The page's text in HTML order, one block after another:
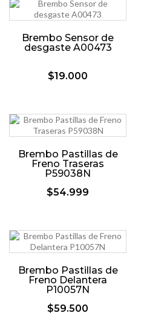
Brembo Sensor de
desgaste A00473
$19.000
Brembo Pastillas de
Freno Traseras
P59038N
$54.999
Brembo Pastillas de
Freno Delantera
P10057N
$59.500